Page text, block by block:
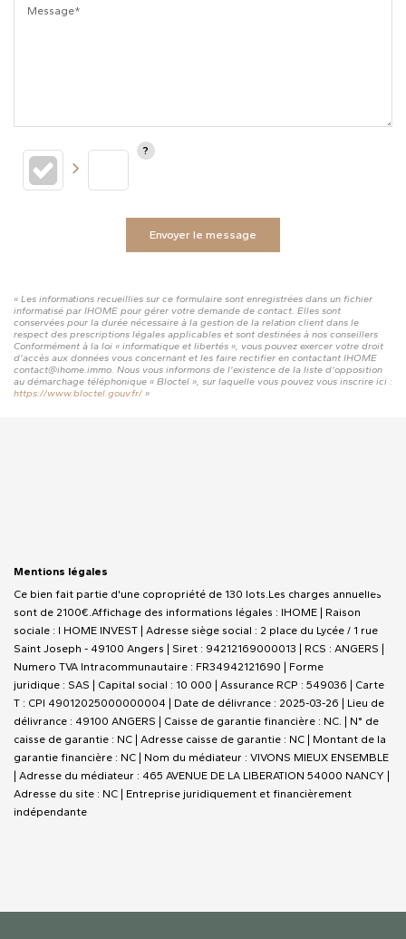
Message*
Envoyer le message
« Les informations recueillies sur ce formulaire sont enregistrées dans un fichier
informatisé par IHOME pour gérer votre demande de contact. Elles sont
conservées pour la durée nécessaire à la gestion de la relation client dans le
respect des prescriptions légales applicables et sont destinées à nos conseillers
Conformément à la loi « informatique et libertés », vous pouvez exercer votre droit
d'accès aux données vous concernant et les faire rectifier en contactant IHOME
contact@ihome.immo. Nous vous informons de l'existence de la liste d'opposition
au démarchage téléphonique « Bloctel », sur laquelle vous pouvez vous inscrire ici :
https://www.bloctel.gouv.fr/ »
Mentions légales
Ce bien fait partie d'une copropriété de 130 lots.Les charges annuelles
sont de 2100€. Affichage des informations légales : IHOME | Raison
sociale : I HOME INVEST | Adresse siège social : 2 place du Lycée / 1 rue
Saint Joseph - 49100 Angers | Siret : 94212169000013 | RCS : ANGERS |
Numero TVA Intracommunautaire : FR34942121690 | Forme
juridique : SAS | Capital social : 10 000 | Assurance RCP : 549036 | Carte
T : CPI 49012025000000004 | Date de délivrance : 2025-03-26 | Lieu de
délivrance : 49100 ANGERS | Caisse de garantie financière : NC. | N° de
caisse de garantie : NC | Adresse caisse de garantie : NC | Montant de la
garantie financière : NC | Nom du médiateur : VIVONS MIEUX ENSEMBLE
| Adresse du médiateur : 465 AVENUE DE LA LIBERATION 54000 NANCY |
Adresse du site : NC | Entreprise juridiquement et financièrement
indépendante